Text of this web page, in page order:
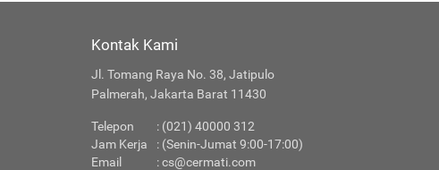
Kontak Kami
Jl. Tomang Raya No. 38, Jatipulo
Palmerah, Jakarta Barat 11430
Telepon
: (021) 40000 312
Jam Kerja
: (Senin-Jumat 9:00-17:00)
Email
:cs@cermati.com